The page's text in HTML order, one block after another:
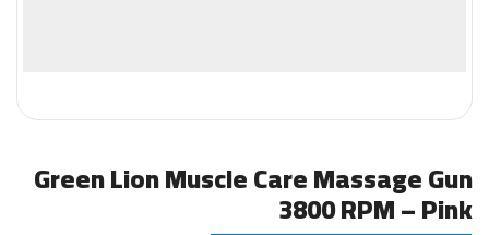
Green Lion Muscle Care Massage Gun
3800 RPM – Pink